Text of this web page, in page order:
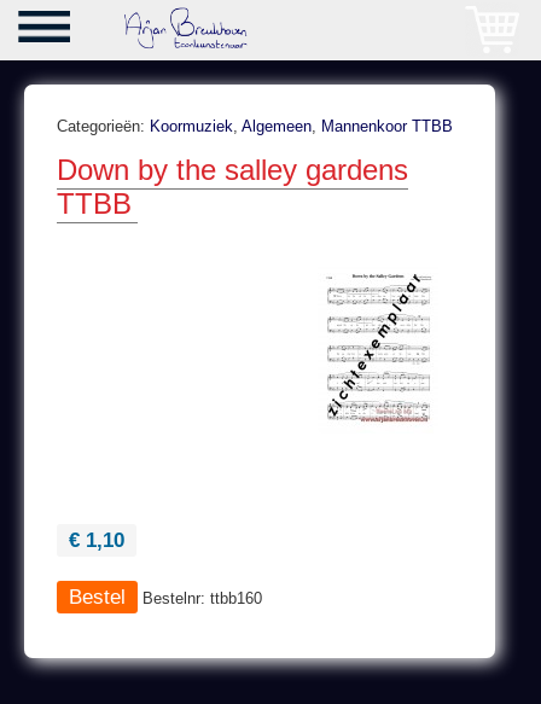
Categorieën: Koormuziek, Algemeen, Mannenkoor TTBB
Down by the salley gardens
TTBB
€ 1,10
Bestelnr: ttbb160